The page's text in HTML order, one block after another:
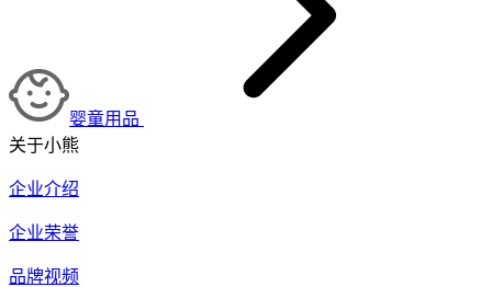
婴童用品
关于小熊
企业介绍
企业荣誉
品牌视频